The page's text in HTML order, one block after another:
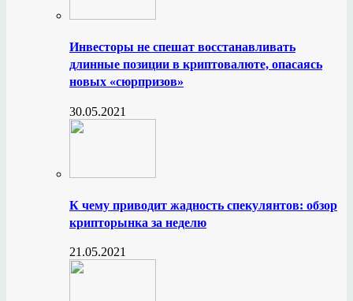
Инвесторы не спешат восстанавливать
длинные позиции в криптовалюте, опасаясь
новых «сюрпризов»
30.05.2021
К чему приводит жадность спекулянтов: обзор
крипторынка за неделю
21.05.2021